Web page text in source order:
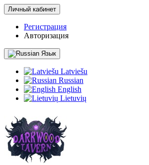
Личный кабинет
Регистрация
Авторизация
Язык
Latviešu
Russian
English
Lietuvių